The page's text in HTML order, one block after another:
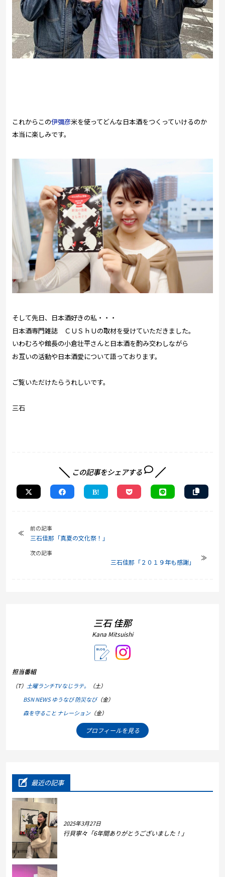
これからこの伊彌彦米を使ってどんな日本酒をつくっていけるのか
本当に楽しみです。
そして先日、日本酒好きの私・・・
日本酒専門雑誌 ＣＵＳｈＵの取材を受けていただきました。
いわむろや館長の小倉壮平さんと日本酒を酌み交わしながら
お互いの活動や日本酒愛について語っております。
ご覧いただけたらうれしいです。
三石
この記事をシェアする
前の記事
三石佳那「真夏の文化祭！」
次の記事
三石佳那「２０１９年も感謝」
三石 佳那
Kana Mitsuishi
担当番組
（T） 土曜ランチTV なじラテ。
（土）
BSN NEWS ゆうなび 防災なび（金）
森を守ること ナレーション（金）
プロフィールを見る
最近の記事
2025年3月27日
行貝寧々「6年間ありがとうございました！」